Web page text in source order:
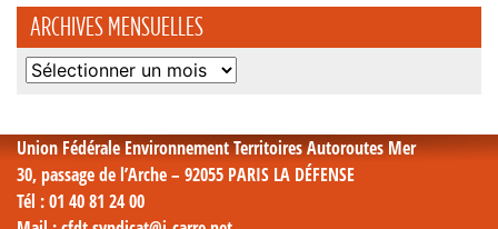
ARCHIVES MENSUELLES
Archives
Union Fédérale Environnement Territoires Autoroutes Mer
30, passage de l’Arche – 92055 PARIS LA DÉFENSE
Tél : 01 40 81 24 00